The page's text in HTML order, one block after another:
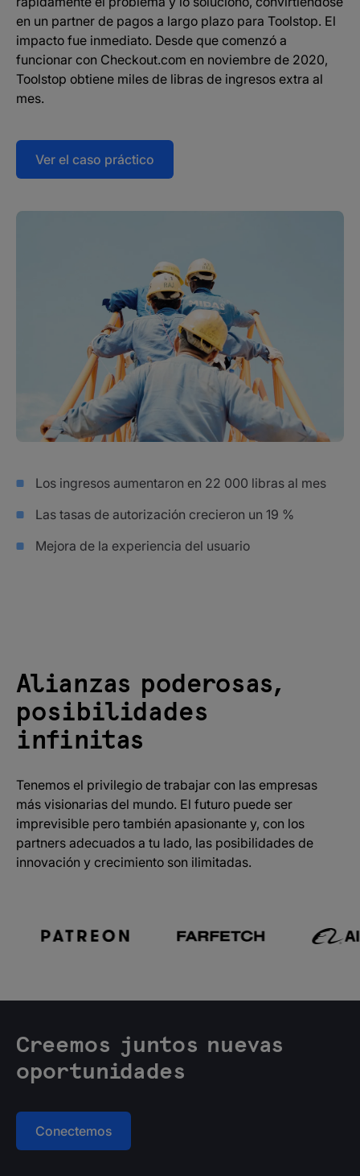
en un partner de pagos a largo plazo para Toolstop. El
impacto fue inmediato. Desde que comenzó a
funcionar con Checkout.com en noviembre de 2020,
Toolstop obtiene miles de libras de ingresos extra al
mes.
Ver el caso práctico
Los ingresos aumentaron en 22 000 libras al mes
Las tasas de autorización crecieron un 19 %
Mejora de la experiencia del usuario
Alianzas poderosas,
posibilidades
infinitas
Tenemos el privilegio de trabajar con las empresas
más visionarias del mundo. El futuro puede ser
imprevisible pero también apasionante y, con los
partners adecuados a tu lado, las posibilidades de
innovación y crecimiento son ilimitadas.
Creemos juntos nuevas
oportunidades
Conectemos